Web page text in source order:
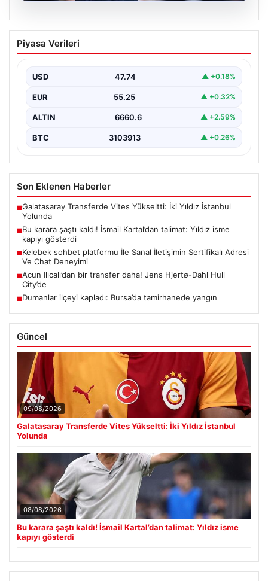
Bu karara şaştı kaldı! İsmail Kartal’dan
talimat: Yıldız isme kapıyı gösterdi
Kartal’dan Kritik Talimat ve Transfer Hamleleri”,
“content”: “…
Piyasa Verileri
USD 47.74 ▲ +0.18%
EUR 55.25 ▲ +0.32%
ALTIN 6660.6 ▲ +2.59%
BTC 3103913 ▲ +0.26%
Son Eklenen Haberler
■Galatasaray Transferde Vites Yükseltti: İki Yıldız İstanbul
Yolunda
■Bu karara şaştı kaldı! İsmail Kartal’dan talimat: Yıldız isme
kapıyı gösterdi
■Kelebek sohbet platformu İle Sanal İletişimin Sertifikalı Adresi
Ve Chat Deneyimi
■Acun Ilıcalı’dan bir transfer daha! Jens Hjertø-Dahl Hull
City’de
■Dumanlar ilçeyi kapladı: Bursa’da tamirhanede yangın
Güncel
09/08/2026
Galatasaray Transferde Vites Yükseltti: İki Yıldız İstanbul
Yolunda
08/08/2026
Bu karara şaştı kaldı! İsmail Kartal’dan talimat: Yıldız isme
kapıyı gösterdi